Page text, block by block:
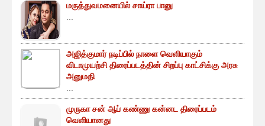
மருத்துவமனையில் சாய்ரா பானு
...
அஜித்குமார் நடிப்பில் நாளை வெளியாகும்
விடாமுயற்சி திரைப்படத்தின் சிறப்பு காட்சிக்கு அரசு
அனுமதி
...
முருகா சன் ஆப் கண்ணு கன்னட திரைப்படம்
வெளியானது